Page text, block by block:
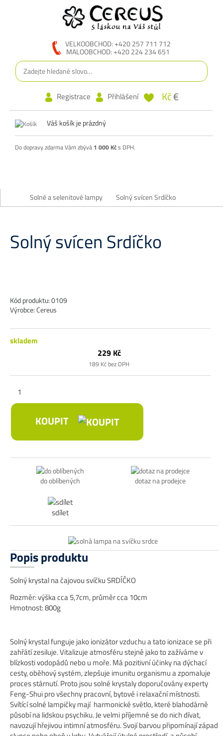
VELKOOBCHOD: +420 257 711 712
MALOOBCHOD: +420 224 234 651
Registrace Přihlášení Kč€
Váš košík je prázdný
Do dopravy zdarma Vám zbývá 1 000 Kčs DPH.
Solné a selenitové lampy Solný svícen Srdíčko
Solný svícen Srdíčko
Kód produktu: 0109
Výrobce: Cereus
skladem
229 Kč
189 Kč bez DPH
KOUPIT
do oblíbených dotaz na prodejce
sdílet
Popis produktu
Solný krystal na čajovou svíčku SRDÍČKO
Rozměr: výška cca 5,7cm, průměr cca 10cm
Hmotnost: 800g
Solný krystal funguje jako ionizátor vzduchu a tato ionizace se při
zahřátí zesiluje. Vitalizuje atmosféru stejně jako to zažíváme v
blízkosti vodopádů nebo u moře. Má pozitivní účinky na dýchací
cesty, oběhový systém, zlepšuje imunitu organismu a zpomaluje
proces stárnutí. Proto jsou solné krystaly doporučovány experty
Feng-Shui pro všechny pracovní, bytové i relaxační místnosti.
Svítící solné lampičky mají harmonické světlo, které blahodárně
působí na lidskou psychiku. Je velmi příjemné se do nich dívat,
navozují hřejivou intimní atmosféru. Svojí barvou připomínají západ